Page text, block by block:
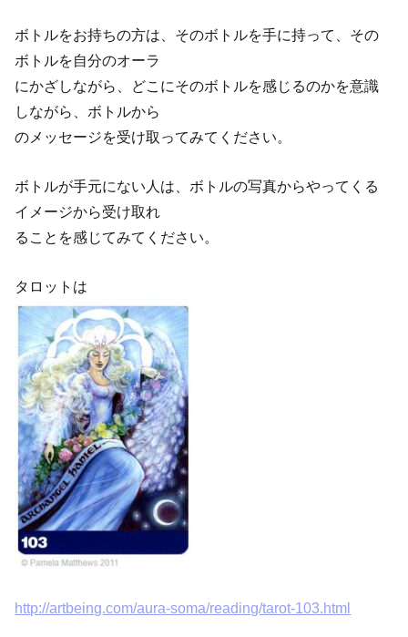
ボトルをお持ちの方は、そのボトルを手に持って、その
ボトルを自分のオーラ
にかざしながら、どこにそのボトルを感じるのかを意識
しながら、ボトルから
のメッセージを受け取ってみてください。
ボトルが手元にない人は、ボトルの写真からやってくる
イメージから受け取れ
ることを感じてみてください。
タロットは
http://artbeing.com/aura-soma/reading/tarot-103.html